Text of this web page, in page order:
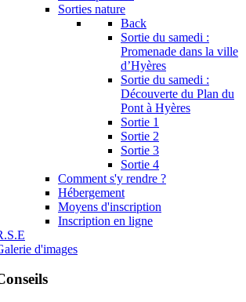
Sorties nature
Back
Sortie du samedi :
Promenade dans la ville
d’Hyères
Sortie du samedi :
Découverte du Plan du
Pont à Hyères
Sortie 1
Sortie 2
Sortie 3
Sortie 4
Comment s'y rendre ?
Hébergement
Moyens d'inscription
Inscription en ligne
d'images